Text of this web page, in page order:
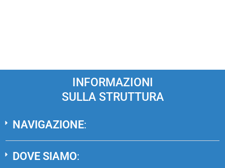
INFORMAZIONI
SULLA STRUTTURA
NAVIGAZIONE:
DOVE SIAMO: